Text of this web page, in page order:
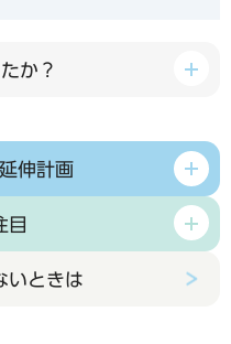
か？
伸計画
目
いときは